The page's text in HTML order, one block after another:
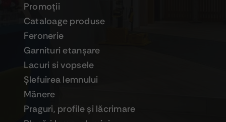
Promoţii
Cataloage produse
Feronerie
Garnituri etanşare
Lacuri si vopsele
Şlefuirea lemnului
Mânere
Praguri, profile şi lăcrimare